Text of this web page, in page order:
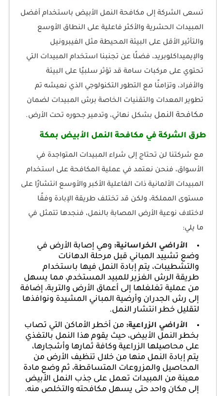
تسعى الشركة إلى مكافحة النمل الأبيض باستخدام أفضل
المبيدات الحشرية والأكثر فاعلية على النطاق الأوسع
والتأثير الأقل على البيئة المحيطة مثل الفيبرونيل
والإيميداكلوبريد، فضلًا عن تجنبنا استخدام المبيدات التي
تحتوي على مركبات سامة قد تؤثر سلبيًا على البيئة
والأفراد، وتزامنًا مع التطور التكنولوجي الذي نعيشه تم
تطوير المعدات والتقنيات الخاصة برش المبيدات لضمان
مكافحة النمل بشكل نهائي، وتدمير جحوره تحت الأرض.
طرق الشركة في مكافحة النمل الأبيض بمكة
مع شركتنا لن تحتاج إلى شراء المبيدات المتواجدة في
الأسواق، فنحن نعتمد في عملية المكافحة على استخدام
المبيدات الألمانية ذات الفاعلية الأكبر والأوسع انتشارًا على
مستوى المملكة، ولكن قد تختلف طريقة الإبادة وفقًا
لاختلاف نوعية الأرض المصابة بالنمل، فنجدها تتمثل في
ما يلي:
الأراضي الخراسانية: وهي إصابة الأرض في
وضع تشييد المباني قبل مرحلة الدهانات
والتشطيبات، يتم إبادة النمل فيها باستخدام
طريقة الرش الغزير للمبيد المستخدم، مما يسهل
من عملية تغلغلها إلى أعماق الأرض والتربة، إضافة
إلى رش الجدران وأرضية المباني المشيدة ونوافذها
لتقليل خطر انتشار النمل.
الأراضي الزراعية: من أخطر الأماكن التي تصاب
بخطر النمل الأبيض، حيث يقوم هذا النمل بالتغذي
على محاصيلها الزراعية وكافة ثمارها وأشجارها،
يتم إبادة النمل منها من خلال تنظيف الأرض من
المحاصيل والمزروعات المتساقطة، ثم وضع مادة
معينة من المبيدات تعمل على جذب النمل الأبيض
إلى مكان واحد حتى يسهل مكافحته والتخلص منه.